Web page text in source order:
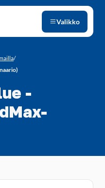
Valikko
/
-